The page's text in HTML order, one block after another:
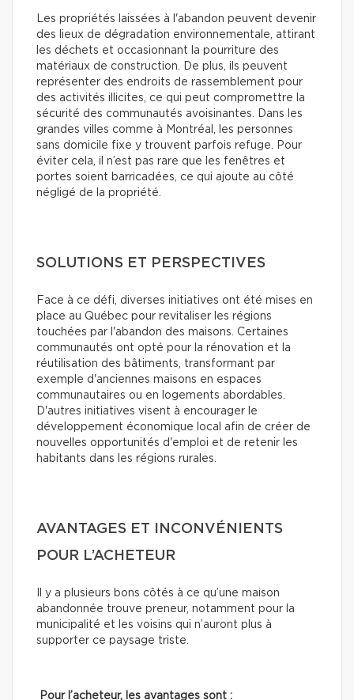
Les propriétés laissées à l'abandon peuvent devenir
des lieux de dégradation environnementale, attirant
les déchets et occasionnant la pourriture des
matériaux de construction. De plus, ils peuvent
représenter des endroits de rassemblement pour
des activités illicites, ce qui peut compromettre la
sécurité des communautés avoisinantes. Dans les
grandes villes comme à Montréal, les personnes
sans domicile fixe y trouvent parfois refuge. Pour
éviter cela, il n’est pas rare que les fenêtres et
portes soient barricadées, ce qui ajoute au côté
négligé de la propriété.
SOLUTIONS ET PERSPECTIVES
Face à ce défi, diverses initiatives ont été mises en
place au Québec pour revitaliser les régions
touchées par l'abandon des maisons. Certaines
communautés ont opté pour la rénovation et la
réutilisation des bâtiments, transformant par
exemple d'anciennes maisons en espaces
communautaires ou en logements abordables.
D'autres initiatives visent à encourager le
développement économique local afin de créer de
nouvelles opportunités d'emploi et de retenir les
habitants dans les régions rurales.
AVANTAGES ET INCONVÉNIENTS
POUR L’ACHETEUR
Il y a plusieurs bons côtés à ce qu’une maison
abandonnée trouve preneur, notamment pour la
municipalité et les voisins qui n’auront plus à
supporter ce paysage triste.
Pour l’acheteur, les avantages sont :